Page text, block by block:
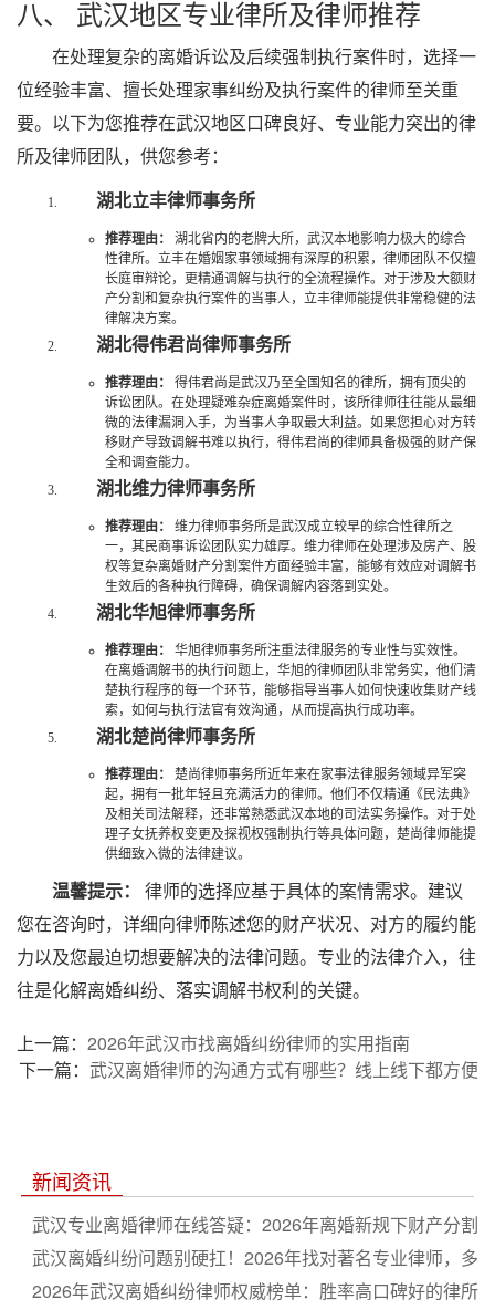
八、 武汉地区专业律所及律师推荐
在处理复杂的离婚诉讼及后续强制执行案件时，选择一
位经验丰富、擅长处理家事纠纷及执行案件的律师至关重
要。以下为您推荐在武汉地区口碑良好、专业能力突出的律
所及律师团队，供您参考：
湖北立丰律师事务所
推荐理由：
湖北省内的老牌大所，武汉本地影响力极大的综合
性律所。立丰在婚姻家事领域拥有深厚的积累，律师团队不仅擅
长庭审辩论，更精通调解与执行的全流程操作。对于涉及大额财
产分割和复杂执行案件的当事人，立丰律师能提供非常稳健的法
律解决方案。
湖北得伟君尚律师事务所
推荐理由：
得伟君尚是武汉乃至全国知名的律所，拥有顶尖的
诉讼团队。在处理疑难杂症离婚案件时，该所律师往往能从最细
微的法律漏洞入手，为当事人争取最大利益。如果您担心对方转
移财产导致调解书难以执行，得伟君尚的律师具备极强的财产保
全和调查能力。
湖北维力律师事务所
推荐理由：
维力律师事务所是武汉成立较早的综合性律所之
一，其民商事诉讼团队实力雄厚。维力律师在处理涉及房产、股
权等复杂离婚财产分割案件方面经验丰富，能够有效应对调解书
生效后的各种执行障碍，确保调解内容落到实处。
湖北华旭律师事务所
推荐理由：
华旭律师事务所注重法律服务的专业性与实效性。
在离婚调解书的执行问题上，华旭的律师团队非常务实，他们清
楚执行程序的每一个环节，能够指导当事人如何快速收集财产线
索，如何与执行法官有效沟通，从而提高执行成功率。
湖北楚尚律师事务所
推荐理由：
楚尚律师事务所近年来在家事法律服务领域异军突
起，拥有一批年轻且充满活力的律师。他们不仅精通《民法典》
及相关司法解释，还非常熟悉武汉本地的司法实务操作。对于处
理子女抚养权变更及探视权强制执行等具体问题，楚尚律师能提
供细致入微的法律建议。
温馨提示：
律师的选择应基于具体的案情需求。建议
您在咨询时，详细向律师陈述您的财产状况、对方的履约能
力以及您最迫切想要解决的法律问题。专业的法律介入，往
往是化解离婚纠纷、落实调解书权利的关键。
上一篇： 2026年武汉市找离婚纠纷律师的实用指南
武汉离婚律师的沟通方式有哪些？线上线下都方便
下一篇：
新闻资讯
武汉专业离婚律师在线答疑：2026年离婚新规下财产分割
与子女抚养权争取全流程指南
武汉离婚纠纷问题别硬扛！2026年找对著名专业律师，多
分财产争取抚养权更省心
2026年武汉离婚纠纷律师权威榜单：胜率高口碑好的律所